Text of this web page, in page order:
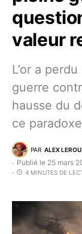
valeur
L’or a
guerre
hausse du
ce
PAR ALEX
Publié le 25 mars
4 MINUTES DE